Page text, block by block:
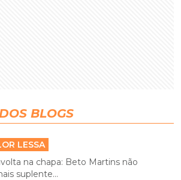
BLOGS
LESSA
na chapa: Beto Martins não
suplente...